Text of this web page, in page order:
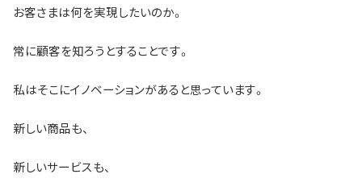
お客さまは何を実現したいのか。
常に顧客を知ろうとすることです。
私はそこにイノベーションがあると思っています。
新しい商品も、
新しいサービスも、